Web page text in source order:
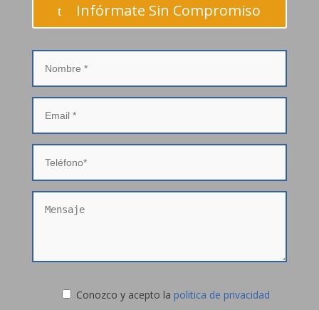
Infórmate Sin Compromiso
Conozco y acepto la politica de privacidad